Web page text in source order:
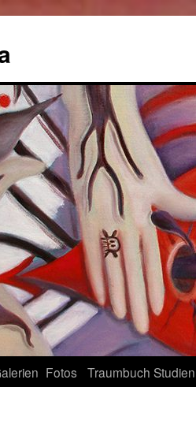
Fotos Traumbuch Studien